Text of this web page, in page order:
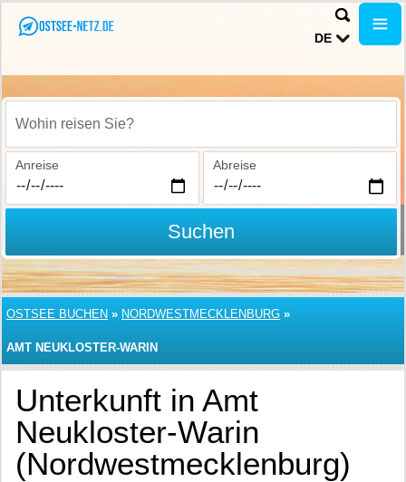
DE
Wohin reisen Sie?
Anreise Abreise
Suchen
OSTSEE BUCHEN » NORDWESTMECKLENBURG »
AMT NEUKLOSTER-WARIN
Unterkunft in Amt
Neukloster-Warin
(Nordwestmecklenburg)